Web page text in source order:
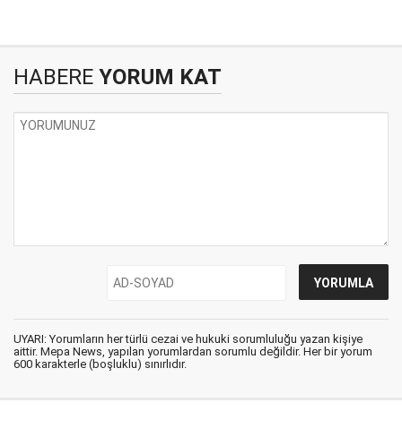
HABERE YORUM KAT
UYARI: Yorumların her türlü cezai ve hukuki sorumluluğu yazan kişiye
aittir. Mepa News, yapılan yorumlardan sorumlu değildir. Her bir yorum
600 karakterle (boşluklu) sınırlıdır.